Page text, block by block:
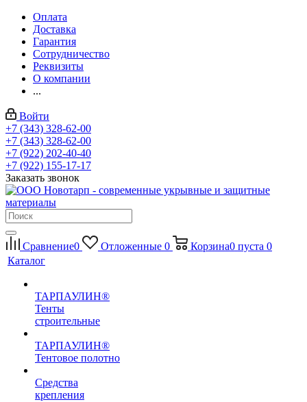
Оплата
Доставка
Гарантия
Сотрудничество
Реквизиты
О компании
...
Войти
+7 (343) 328-62-00
+7 (343) 328-62-00
+7 (922) 202-40-40
+7 (922) 155-17-17
Заказать звонок
Сравнение0 Отложенные 0 Корзина0 пуста 0
Каталог
ТАРПАУЛИН®
Тенты
строительные
ТАРПАУЛИН®
Тентовое полотно
Средства
крепления